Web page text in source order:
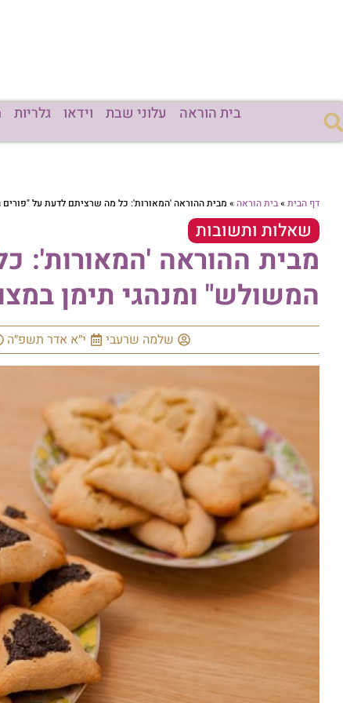
בית הוראה עלוני שבת וידאו גלריות
דף הבית »בית הוראה » מבית ההוראה 'המאורות': כל מה שרציתם לדעת על "פורים
שאלות ותשובות
מבית ההוראה 'המאורות':
המשולש" ומנהגי תימן
שלמה שרעבי י״א אדר תשפ״ה